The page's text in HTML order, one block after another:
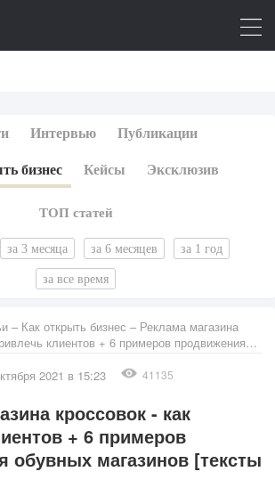
Интервью Публикации
бизнес Кейсы Эксклюзив
ТОП статей
за 3 месяца за 6 месяцев за 1 год
за все время
– Как открыть бизнес
клиентов + 6 примеров продвижения
2021 в 15:23
41135
кроссовок - как
+ 6 примеров
обувных магазинов [тексты